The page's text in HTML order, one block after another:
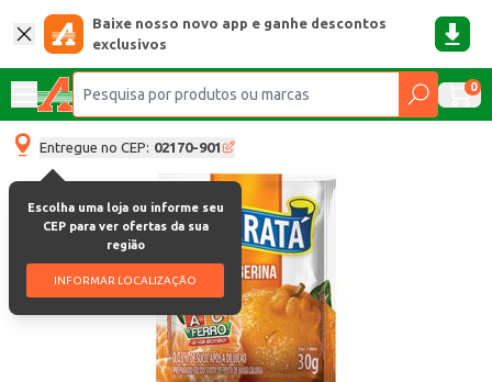
Baixe nosso novo app e ganhe descontos
exclusivos
0
Entregue no CEP: 02170-901
Escolha uma loja ou informe seu
CEP para ver ofertas da sua
região
INFORMAR LOCALIZAÇÃO